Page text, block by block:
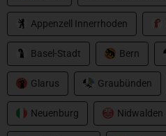
Appenzell Innerrhoden
Basel-Stadt Bern
Glarus Graubünden
Neuenburg Nidwalden